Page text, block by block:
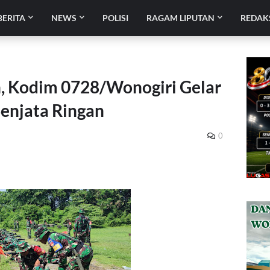
NEWS POLISI RAGAM LIPUTAN
Kodim 0728/Wonogiri Gelar
Ringan
0